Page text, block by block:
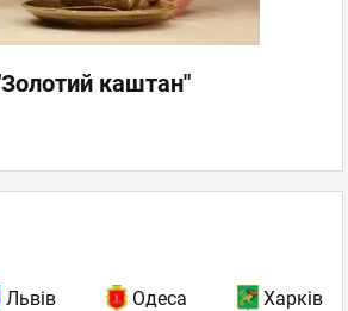
каштан"
Львів Одеса Харків